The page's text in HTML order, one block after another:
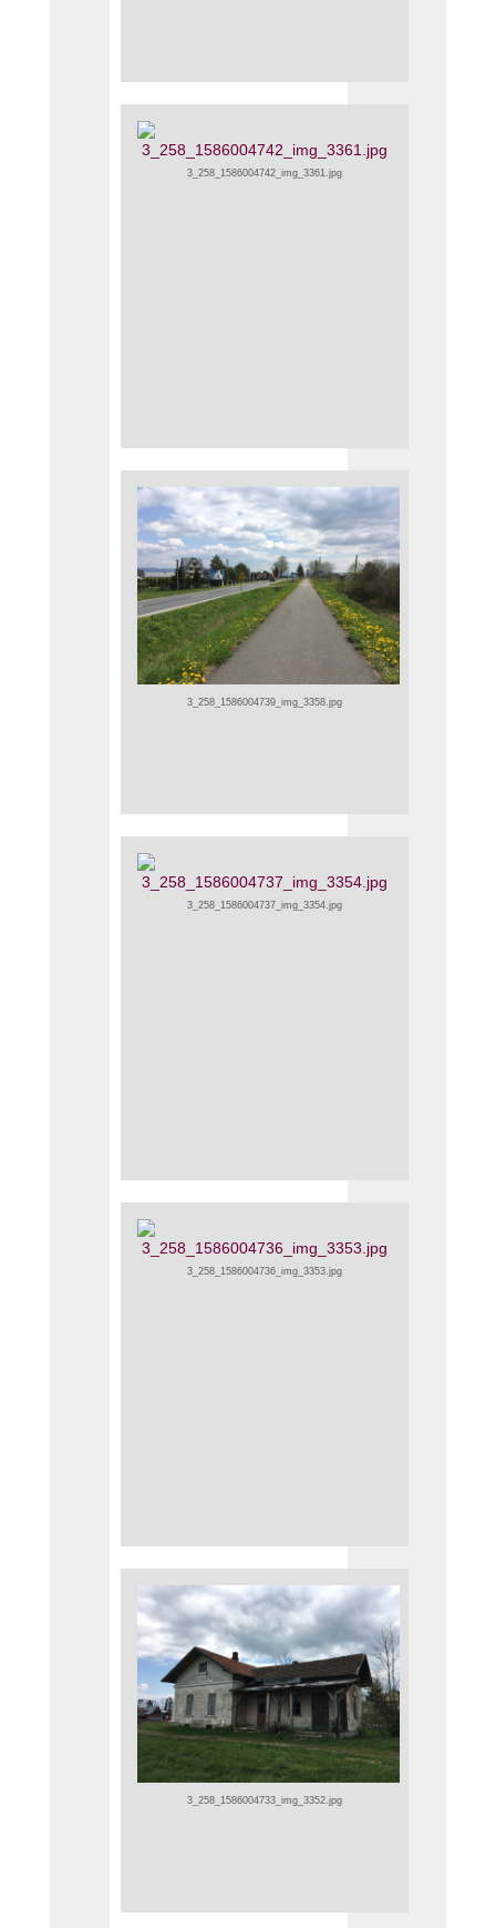
3_258_1586004742_img_3361.jpg
3_258_1586004739_img_3358.jpg
3_258_1586004737_img_3354.jpg
3_258_1586004736_img_3353.jpg
3_258_1586004733_img_3352.jpg